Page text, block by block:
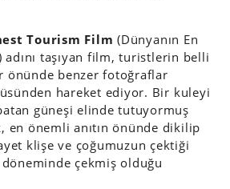
Tourism Film (Dünyanın En
taşıyan film, turistlerin belli
önünde benzer fotoğraflar
hareket ediyor. Bir kuleyi
güneşi elinde tutuyormuş
en önemli anıtın önünde dikilip
klişe ve çoğumuzun çektiği
döneminde çekmiş olduğu